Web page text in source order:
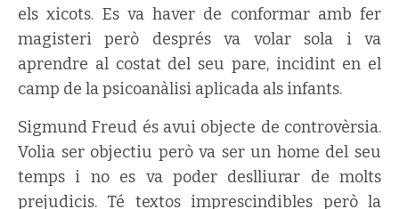
els xicots. Es va haver de conformar amb fer
magisteri però després va volar sola i va
aprendre al costat del seu pare, incidint en el
camp de la psicoanàlisi aplicada als infants.
Sigmund Freud és avui objecte de controvèrsia.
Volia ser objectiu però va ser un home del seu
temps i no es va poder deslliurar de molts
prejudicis. Té textos imprescindibles però la